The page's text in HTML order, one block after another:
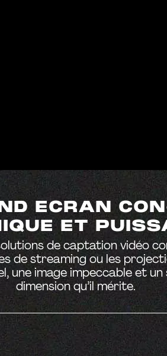
ECRAN
ET
de captation vidéo
de streaming ou les
une image impeccable et
dimension qu’il mérite.